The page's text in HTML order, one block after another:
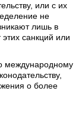
или с их
не
лишь в
санкций или
международному
о более